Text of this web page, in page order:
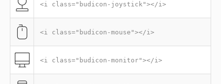
<i class="budicon-joystick"></i>
<i class="budicon-mouse"></i>
<i class="budicon-monitor"></i>